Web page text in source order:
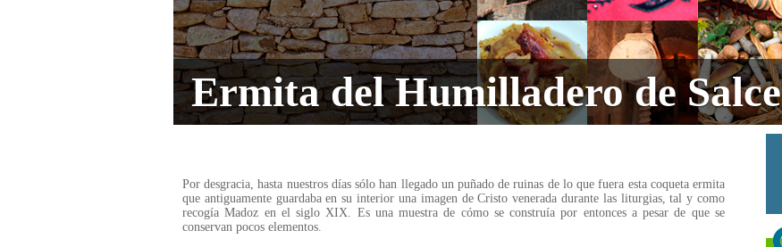
Ermita del Humilladero de Salce
Por desgracia, hasta nuestros días sólo han llegado un puñado de ruinas de lo que fuera esta coqueta ermita
que antiguamente guardaba en su interior una imagen de Cristo venerada durante las liturgias, tal y como
recogía Madoz en el siglo XIX. Es una muestra de cómo se construía por entonces a pesar de que se
conservan pocos elementos.